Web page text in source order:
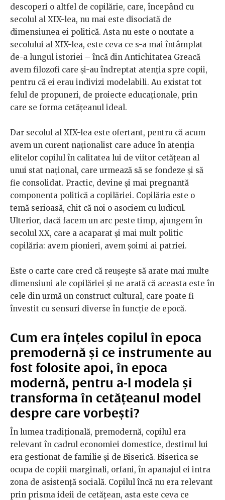
descoperi o altfel de copilărie, care, începând cu
secolul al XIX-lea, nu mai este disociată de
dimensiunea ei politică. Asta nu este o noutate a
secolului al XIX-lea, este ceva ce s-a mai întâmplat
de-a lungul istoriei – încă din Antichitatea Greacă
avem filozofi care și-au îndreptat atenția spre copii,
pentru că ei erau indivizi modelabili. Au existat tot
felul de propuneri, de proiecte educaționale, prin
care se forma cetățeanul ideal.
Dar secolul al XIX-lea este ofertant, pentru că acum
avem un curent naționalist care aduce în atenția
elitelor copilul în calitatea lui de viitor cetățean al
unui stat național, care urmează să se fondeze și să
fie consolidat. Practic, devine și mai pregnantă
componenta politică a copilăriei. Copilăria este o
temă serioasă, chit că noi o asociem cu ludicul.
Ulterior, dacă facem un arc peste timp, ajungem în
secolul XX, care a acaparat și mai mult politic
copilăria: avem pionieri, avem șoimi ai patriei.
Este o carte care cred că reușește să arate mai multe
dimensiuni ale copilăriei și ne arată că aceasta este în
cele din urmă un construct cultural, care poate fi
învestit cu sensuri diverse în funcție de epocă.
Cum era înțeles copilul în epoca
premodernă și ce instrumente au
fost folosite apoi, în epoca
modernă, pentru a-l modela și
transforma în cetățeanul model
despre care vorbești?
În lumea tradițională, premodernă, copilul era
relevant în cadrul economiei domestice, destinul lui
era gestionat de familie și de Biserică. Biserica se
ocupa de copiii marginali, orfani, în apanajul ei intra
zona de asistență socială. Copilul încă nu era relevant
prin prisma ideii de cetățean, asta este ceva ce